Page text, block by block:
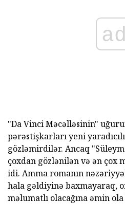
ad
"Da Vinci Məcəlləsinin"
pərəstişkarları yeni
gözləmirdilər. Ancaq
çoxdan gözlənilən və ən çox
idi. Amma romanın
hala gəldiyinə baxmayaraq,
məlumatlı olacağına əmin